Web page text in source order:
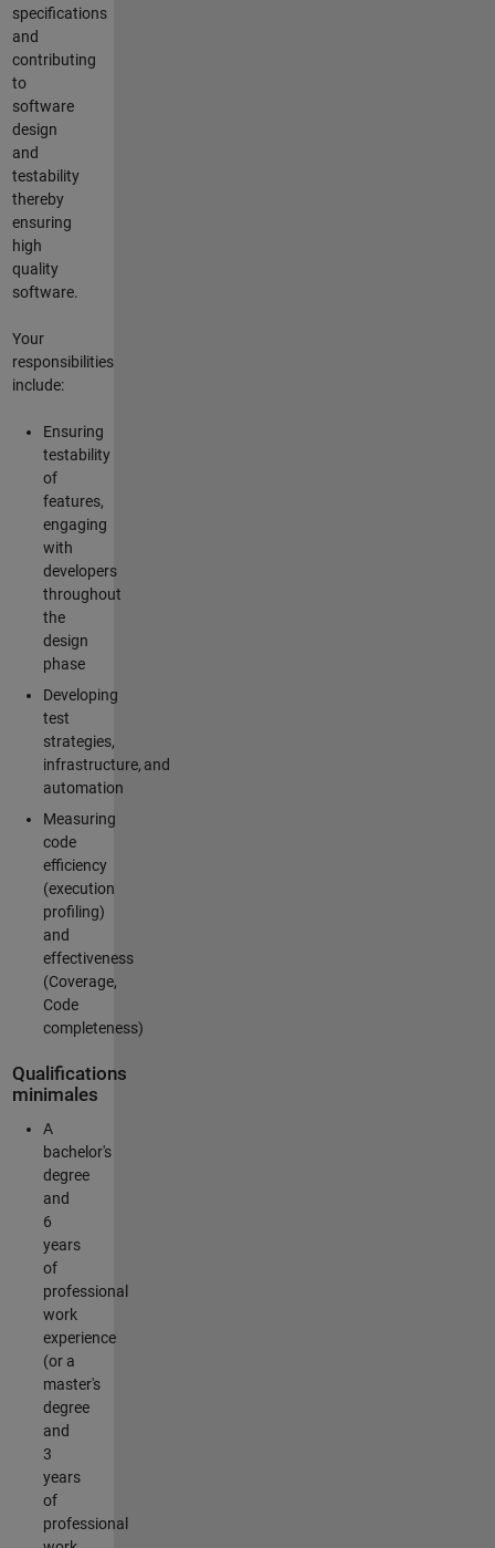
specifications
and
contributing
to
software
design
and
testability
thereby
ensuring
high
quality
software.
Your
responsibilities
include:
Ensuring
testability
of
features,
engaging
with
developers
throughout
the
design
phase
Developing
test
strategies,
infrastructure, and
automation
Measuring
code
efficiency
(execution
profiling)
and
effectiveness
(Coverage,
Code
completeness)
Qualifications
minimales
A
bachelor's
degree
and
6
years
of
professional
work
experience
(or a
master's
degree
and
3
years
of
professional